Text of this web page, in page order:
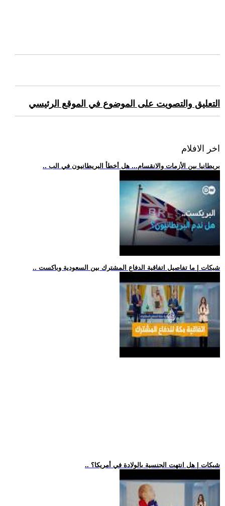
التعليق والتصويت على الموضوع في الموقع الرئيسي
اخر الافلام
.. بريطانيا بين الأزمات والانقسام... هل أخطأ البريطانيون في الب
.. شبكات | ما تفاصيل اتفاقية الدفاع المشترك بين السعودية وباكست
.. شبكات | هل انتهت الجنسية بالولادة في أمريكا؟